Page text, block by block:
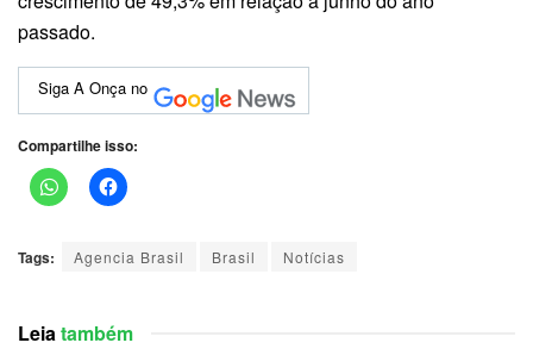
passado.
Siga A Onça no
Compartilhe isso:
Tags: Agencia Brasil Brasil Notícias
Leiatambém